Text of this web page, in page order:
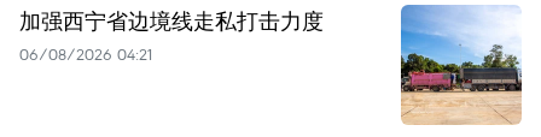
加强西宁省边境线走私打击力度
06/08/2026 04:21